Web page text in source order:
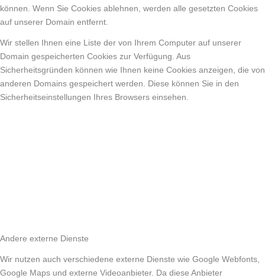
können. Wenn Sie Cookies ablehnen, werden alle gesetzten Cookies
auf unserer Domain entfernt.
Wir stellen Ihnen eine Liste der von Ihrem Computer auf unserer
Domain gespeicherten Cookies zur Verfügung. Aus
Sicherheitsgründen können wie Ihnen keine Cookies anzeigen, die von
anderen Domains gespeichert werden. Diese können Sie in den
Sicherheitseinstellungen Ihres Browsers einsehen.
Andere externe Dienste
Wir nutzen auch verschiedene externe Dienste wie Google Webfonts,
Google Maps und externe Videoanbieter. Da diese Anbieter